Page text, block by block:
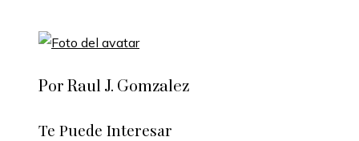
Por Raul J. Gomzalez
Te Puede Interesar